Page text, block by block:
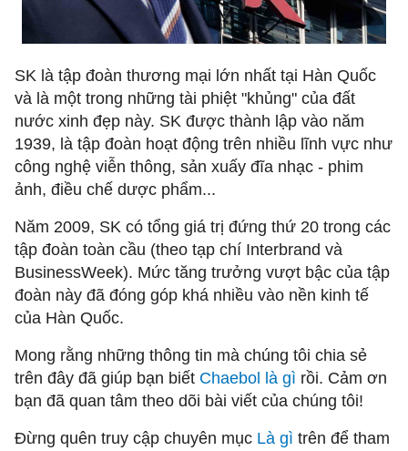
SK là tập đoàn thương mại lớn nhất tại Hàn Quốc
và là một trong những tài phiệt "khủng" của đất
nước xinh đẹp này. SK được thành lập vào năm
1939, là tập đoàn hoạt động trên nhiều lĩnh vực như
công nghệ viễn thông, sản xuấy đĩa nhạc - phim
ảnh, điều chế dược phẩm...
Năm 2009, SK có tổng giá trị đứng thứ 20 trong các
tập đoàn toàn cầu (theo tạp chí Interbrand và
BusinessWeek). Mức tăng trưởng vượt bậc của tập
đoàn này đã đóng góp khá nhiều vào nền kinh tế
của Hàn Quốc.
Mong rằng những thông tin mà chúng tôi chia sẻ
trên đây đã giúp bạn biết Chaebol là gì rồi. Cảm ơn
bạn đã quan tâm theo dõi bài viết của chúng tôi!
Đừng quên truy cập chuyên mục Là gì trên để tham